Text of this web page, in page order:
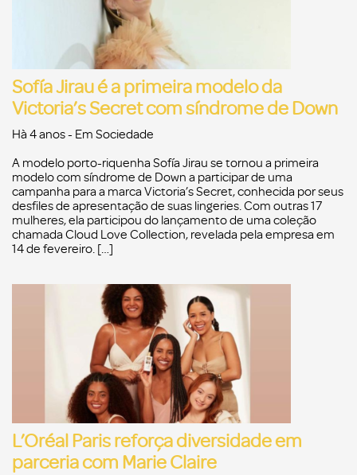
Sofía Jirau é a primeira modelo da
Victoria’s Secret com síndrome de Down
Hà 4 anos- Em Sociedade
A modelo porto-riquenha Sofía Jirau se tornou a primeira
modelo com síndrome de Down a participar de uma
campanha para a marca Victoria’s Secret, conhecida por seus
desfiles de apresentação de suas lingeries. Com outras 17
mulheres, ela participou do lançamento de uma coleção
chamada Cloud Love Collection, revelada pela empresa em
14 de fevereiro. […]
L’Oréal Paris reforça diversidade em
parceria com Marie Claire